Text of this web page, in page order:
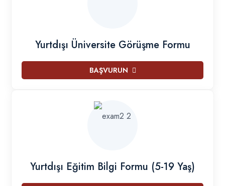
Yurtdışı Üniversite Görüşme Formu
BAŞVURUN
Yurtdışı Eğitim Bilgi Formu (5-19 Yaş)